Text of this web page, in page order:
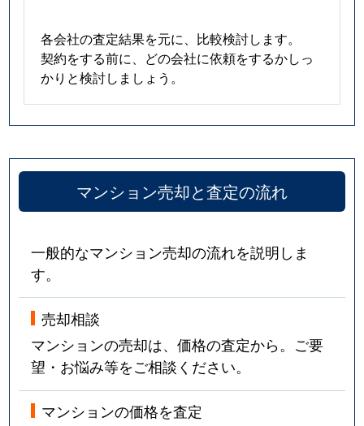
各会社の査定結果を元に、比較検討します。
契約をする前に、どの会社に依頼をするかしっ
かりと検討しましょう。
マンション売却と査定の流れ
一般的なマンション売却の流れを説明しま
す。
売却相談
マンションの売却は、価格の査定から。ご要
望・お悩み等をご相談ください。
マンションの価格を査定